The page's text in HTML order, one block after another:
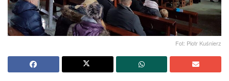
Fot: Piotr Kuśnierz